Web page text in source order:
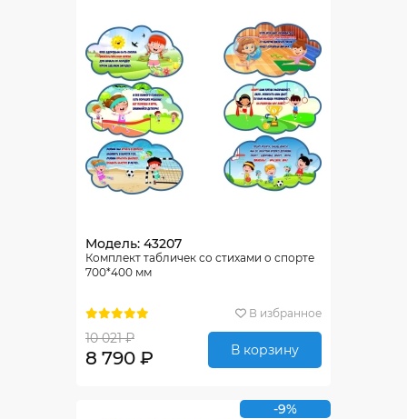
Модель: 43207
Комплект табличек со стихами о спорте
700*400 мм
В избранное
10 021 ₽
8 790 ₽ В корзину
-9%